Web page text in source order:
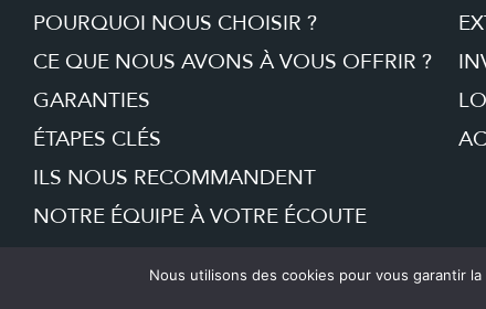
POURQUOI NOUS CHOISIR ?
CE QUE NOUS AVONS À VOUS OFFRIR ?
GARANTIES
ÉTAPES CLÉS
ILS NOUS RECOMMANDENT
NOTRE ÉQUIPE À VOTRE ÉCOUTE
Nous utilisons des cookies pour vous garantir